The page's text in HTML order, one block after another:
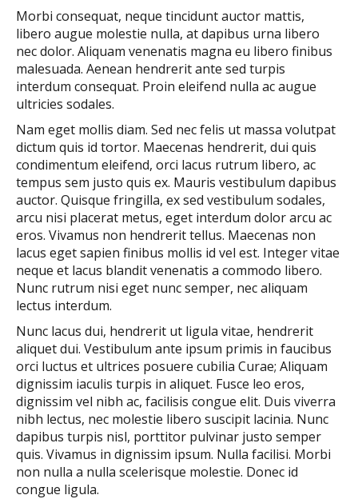
Morbi consequat, neque tincidunt auctor mattis,
libero augue molestie nulla, at dapibus urna libero
nec dolor. Aliquam venenatis magna eu libero finibus
malesuada. Aenean hendrerit ante sed turpis
interdum consequat. Proin eleifend nulla ac augue
ultricies sodales.
Nam eget mollis diam. Sed nec felis ut massa volutpat
dictum quis id tortor. Maecenas hendrerit, dui quis
condimentum eleifend, orci lacus rutrum libero, ac
tempus sem justo quis ex. Mauris vestibulum dapibus
auctor. Quisque fringilla, ex sed vestibulum sodales,
arcu nisi placerat metus, eget interdum dolor arcu ac
eros. Vivamus non hendrerit tellus. Maecenas non
lacus eget sapien finibus mollis id vel est. Integer vitae
neque et lacus blandit venenatis a commodo libero.
Nunc rutrum nisi eget nunc semper, nec aliquam
lectus interdum.
Nunc lacus dui, hendrerit ut ligula vitae, hendrerit
aliquet dui. Vestibulum ante ipsum primis in faucibus
orci luctus et ultrices posuere cubilia Curae; Aliquam
dignissim iaculis turpis in aliquet. Fusce leo eros,
dignissim vel nibh ac, facilisis congue elit. Duis viverra
nibh lectus, nec molestie libero suscipit lacinia. Nunc
dapibus turpis nisl, porttitor pulvinar justo semper
quis. Vivamus in dignissim ipsum. Nulla facilisi. Morbi
non nulla a nulla scelerisque molestie. Donec id
congue ligula.